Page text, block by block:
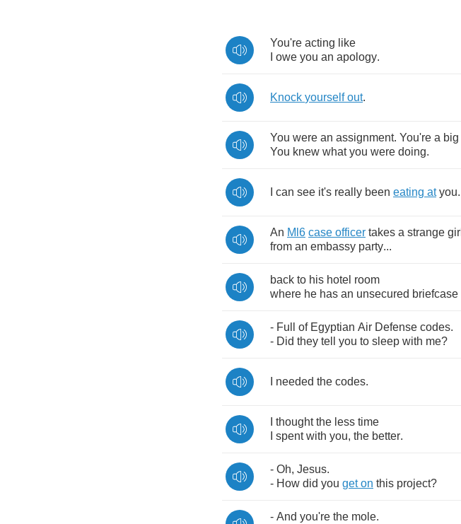
You're acting like
owe you an apology.
Knock yourself out.
You were an assignment. You're a big
You knew what you were doing.
can see it's really been eating at you.
An Ml 6 case officer takes a strange girl
from an embassy party...
back to his hotel room
where he has an unsecured briefcase
- Full of Egyptian Air Defense codes.
- Did they tell you to sleep with me?
needed the codes.
thought the less time
spent with you, the better.
- Oh, Jesus.
- How did you get on this project?
- And you're the mole.